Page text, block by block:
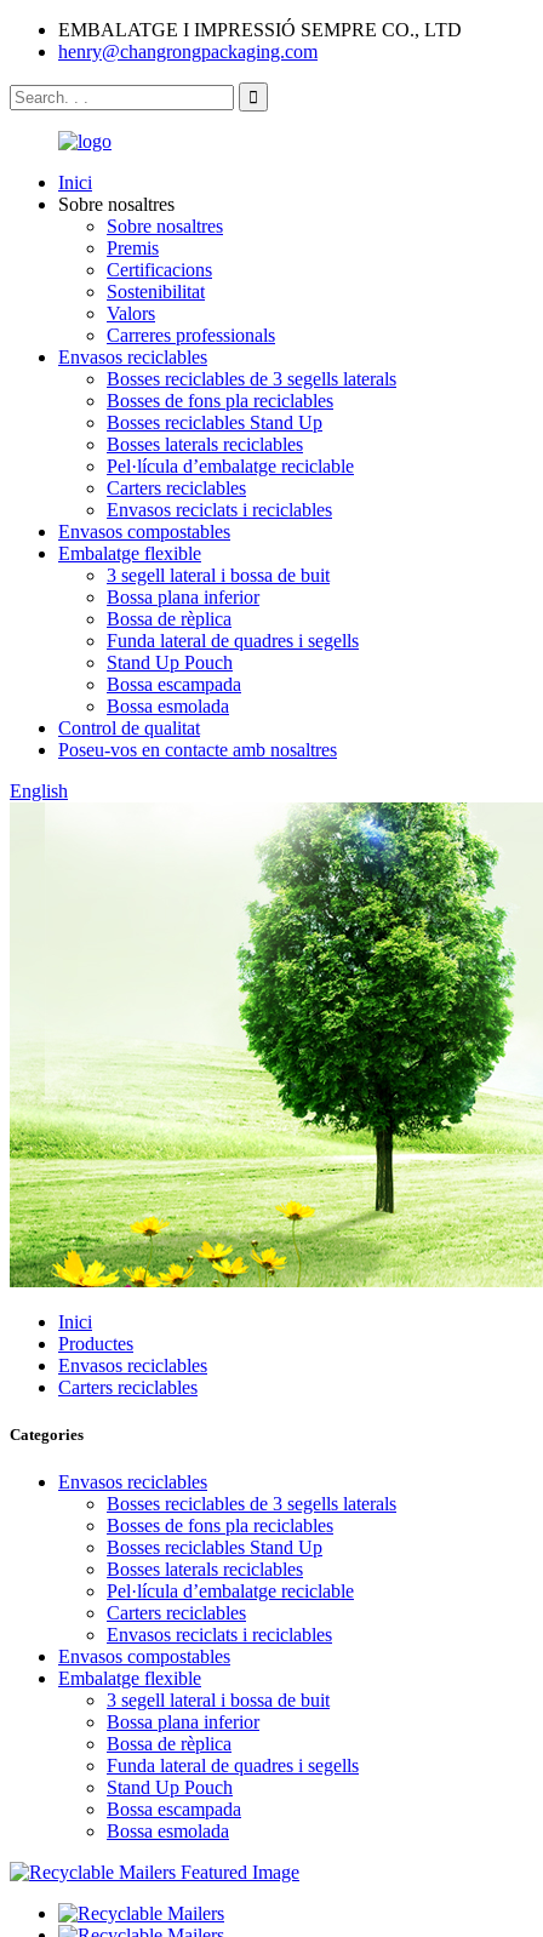
EMBALATGE I IMPRESSIÓ SEMPRE CO., LTD
henry@changrongpackaging.com
Inici
Sobre nosaltres
Sobre nosaltres
Premis
Certificacions
Sostenibilitat
Valors
Carreres professionals
Envasos reciclables
Bosses reciclables de 3 segells laterals
Bosses de fons pla reciclables
Bosses reciclables Stand Up
Bosses laterals reciclables
Pel·lícula d’embalatge reciclable
Carters reciclables
Envasos reciclats i reciclables
Envasos compostables
Embalatge flexible
3 segell lateral i bossa de buit
Bossa plana inferior
Bossa de rèplica
Funda lateral de quadres i segells
Stand Up Pouch
Bossa escampada
Bossa esmolada
Control de qualitat
Poseu-vos en contacte amb nosaltres
English
Inici
Productes
Envasos reciclables
Carters reciclables
Categories
Envasos reciclables
Bosses reciclables de 3 segells laterals
Bosses de fons pla reciclables
Bosses reciclables Stand Up
Bosses laterals reciclables
Pel·lícula d’embalatge reciclable
Carters reciclables
Envasos reciclats i reciclables
Envasos compostables
Embalatge flexible
3 segell lateral i bossa de buit
Bossa plana inferior
Bossa de rèplica
Funda lateral de quadres i segells
Stand Up Pouch
Bossa escampada
Bossa esmolada